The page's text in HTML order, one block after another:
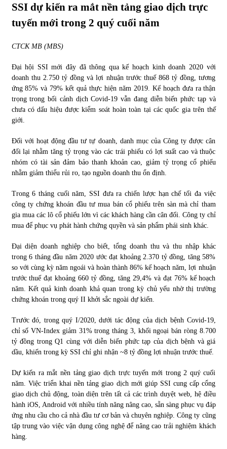
SSI dự kiến ra mắt nền tảng giao dịch trực
tuyến mới trong 2 quý cuối năm
CTCK MB (MBS)
Đại hội SSI mới đây đã thông qua kế hoạch kinh doanh 2020 với
doanh thu 2.750 tỷ đồng và lợi nhuận trước thuế 868 tỷ đồng, tương
ứng 85% và 79% kết quả thực hiện năm 2019. Kế hoạch đưa ra thận
trọng trong bối cảnh dịch Covid-19 vẫn đang diễn biến phức tạp và
chưa có dấu hiệu được kiểm soát hoàn toàn tại các quốc gia trên thế
giới.
Đối với hoạt động đầu tư tự doanh, danh mục của Công ty được cân
đối lại nhằm tăng tỷ trọng vào các trái phiếu có lợi suất cao và thuộc
nhóm có tài sản đảm bảo thanh khoản cao, giảm tỷ trọng cổ phiếu
nhằm giảm thiểu rủi ro, tạo nguồn doanh thu ổn định.
Trong 6 tháng cuối năm, SSI đưa ra chiến lược hạn chế tối đa việc
công ty chứng khoán đầu tư mua bán cổ phiếu trên sàn mà chỉ tham
gia mua các lô cổ phiếu lớn vì các khách hàng cần cân đối. Công ty chỉ
mua để phục vụ phát hành chứng quyền và sản phẩm phái sinh khác.
Đại diện doanh nghiệp cho biết, tổng doanh thu và thu nhập khác
trong 6 tháng đầu năm 2020 ước đạt khoảng 2.370 tỷ đồng, tăng 58%
so với cùng kỳ năm ngoái và hoàn thành 86% kế hoạch năm, lợi nhuận
trước thuế đạt khoảng 660 tỷ đồng, tăng 29,4% và đạt 76% kế hoạch
năm. Kết quả kinh doanh khả quan trong kỳ chủ yếu nhờ thị trường
chứng khoán trong quý II khởi sắc ngoài dự kiến.
Trước đó, trong quý I/2020, dưới tác động của dịch bệnh Covid-19,
chỉ số VN-Index giảm 31% trong tháng 3, khối ngoại bán ròng 8.700
tỷ đồng trong Q1 cùng với diễn biến phức tạp của dịch bệnh và giá
dầu, khiến trong kỳ SSI chỉ ghi nhận ~8 tỷ đồng lợi nhuận trước thuế.
Dự kiến ra mắt nền tảng giao dịch trực tuyến mới trong 2 quý cuối
năm. Việc triển khai nền tảng giao dịch mới giúp SSI cung cấp cổng
giao dịch chủ động, toàn diện trên tất cả các trình duyệt web, hệ điều
hành iOS, Android với nhiều tính năng nâng cao, sẵn sàng phục vụ đáp
ứng nhu cầu cho cả nhà đầu tư cơ bản và chuyên nghiệp. Công ty cũng
tập trung vào việc vận dụng công nghệ để nâng cao trải nghiệm khách
hàng.